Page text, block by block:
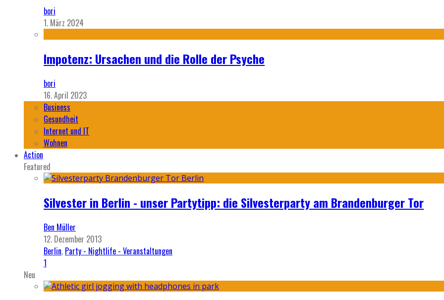
bori
1. März 2024
Impotenz: Ursachen und die Rolle der Psyche
bori
16. April 2023
Business
Gesundheit
Internet und IT
Wohnen
Action
Featured
Silvester in Berlin - unser Partytipp: die Silvesterparty am Brandenburger Tor
Ben Müller
12. Dezember 2013
Berlin, Party - Nightlife - Veranstaltungen
1
Neu